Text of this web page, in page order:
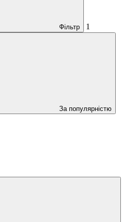
Фільтр 1
За популярністю